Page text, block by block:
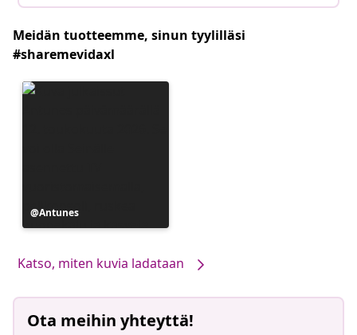
Meidän tuotteemme, sinun tyylilläsi
#sharemevidaxl
Julkaissut
Antunes
Katso, miten kuvia ladataan
Ota meihin yhteyttä!